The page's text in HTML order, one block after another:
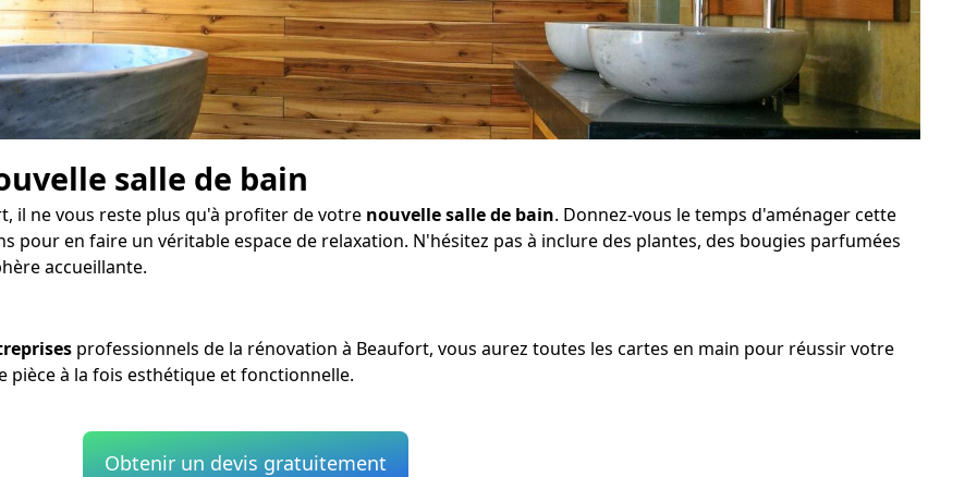
salle de bain
il ne vous reste plus qu'à profiter de votre nouvelle salle de bain. Donnez-vous le temps d'aménager cette
pour en faire un véritable espace de relaxation. N'hésitez pas à inclure des plantes, des bougies parfumées
accueillante.
professionnels de la rénovation à Beaufort, vous aurez toutes les cartes en main pour réussir votre
à la fois esthétique et fonctionnelle.
Obtenir un devis gratuitement